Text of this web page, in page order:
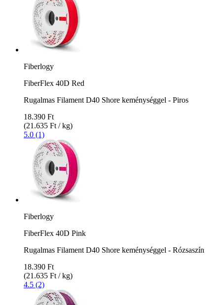
Fiberlogy
FiberFlex 40D Red
Rugalmas Filament D40 Shore keménységgel - Piros
18.390 Ft
(21.635 Ft / kg)
5.0 (1)
Fiberlogy
FiberFlex 40D Pink
Rugalmas Filament D40 Shore keménységgel - Rózsaszín
18.390 Ft
(21.635 Ft / kg)
4.5 (2)